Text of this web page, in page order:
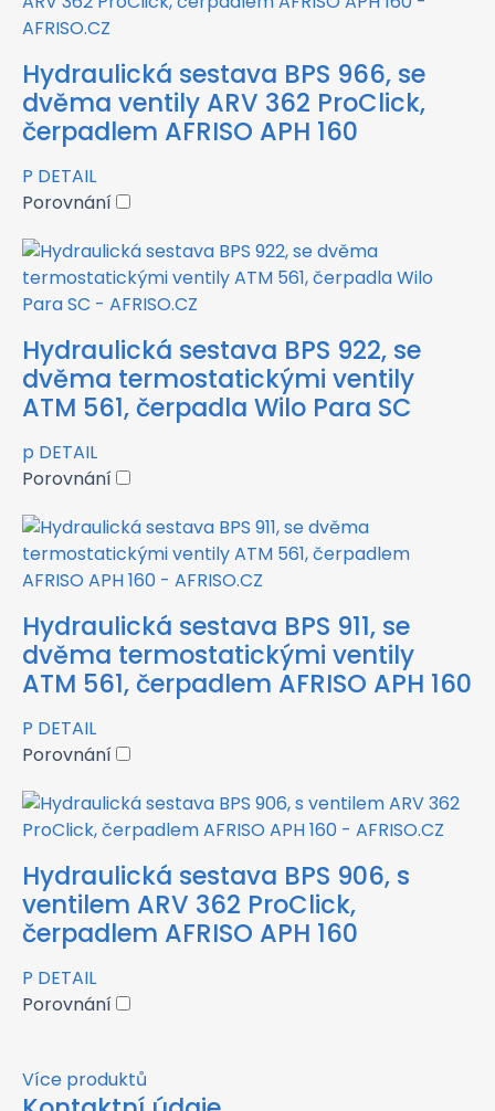
Hydraulická sestava BPS 966, se
dvěma ventily ARV 362 ProClick,
čerpadlem AFRISO APH 160
P DETAIL
Porovnání
Hydraulická sestava BPS 922, se
dvěma termostatickými ventily
ATM 561, čerpadla Wilo Para SC
p DETAIL
Porovnání
Hydraulická sestava BPS 911, se
dvěma termostatickými ventily
ATM 561, čerpadlem AFRISO APH 160
P DETAIL
Porovnání
Hydraulická sestava BPS 906, s
ventilem ARV 362 ProClick,
čerpadlem AFRISO APH 160
P DETAIL
Porovnání
Více produktů